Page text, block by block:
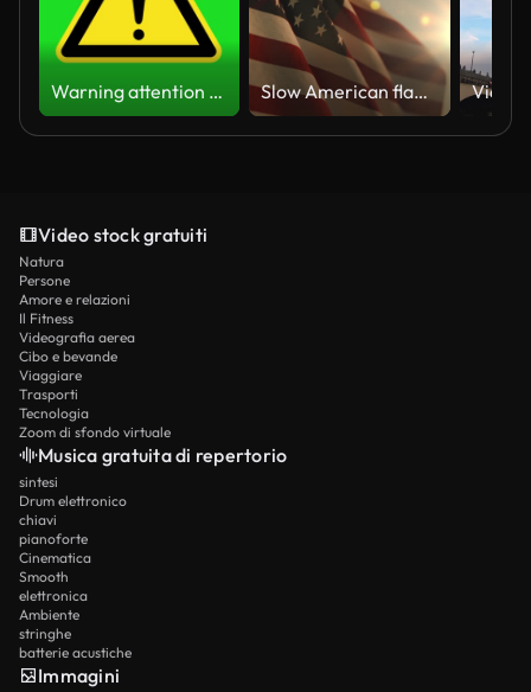
Warning attention yellow hazard message street sign 4k green screen caution animation Slow American flag at sunset during Memorial Day in the United States
Video stock gratuiti
Natura
Persone
Amore e relazioni
Il Fitness
Videografia aerea
Cibo e bevande
Viaggiare
Trasporti
Tecnologia
Zoom di sfondo virtuale
Musica gratuita di repertorio
sintesi
Drum elettronico
chiavi
pianoforte
Cinematica
Smooth
elettronica
Ambiente
stringhe
batterie acustiche
Immagini